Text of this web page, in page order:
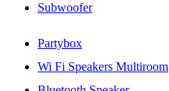
Subwoofer
Partybox
Wi Fi Speakers Multiroom